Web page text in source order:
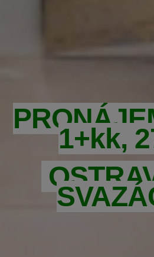
1+kk,